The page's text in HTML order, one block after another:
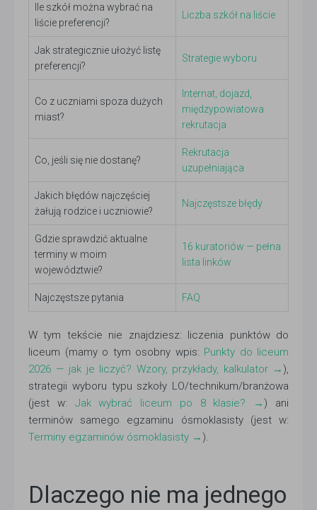
Ile szkół można wybrać na
liście preferencji?
Liczba szkół na liście
Jak strategicznie ułożyć listę
preferencji?
Strategie wyboru
Co z uczniami spoza dużych
miast?
Internat, dojazd,
międzypowiatowa
rekrutacja
Co, jeśli się nie dostanę?
Rekrutacja
uzupełniająca
Jakich błędów najczęściej
żałują rodzice i uczniowie?
Najczęstsze błędy
Gdzie sprawdzić aktualne
terminy w moim
województwie?
16 kuratoriów — pełna
lista linków
Najczęstsze pytania FAQ
W tym tekście nie znajdziesz: liczenia punktów do
liceum (mamy o tym osobny wpis: Punkty do liceum
2026 — jak je liczyć? Wzory, przykłady, kalkulator →),
strategii wyboru typu szkoły LO/technikum/branżowa
(jest w: Jak wybrać liceum po 8 klasie? →) ani
terminów samego egzaminu ósmoklasisty (jest w:
Terminy egzaminów ósmoklasisty →).
Dlaczego nie ma jednego